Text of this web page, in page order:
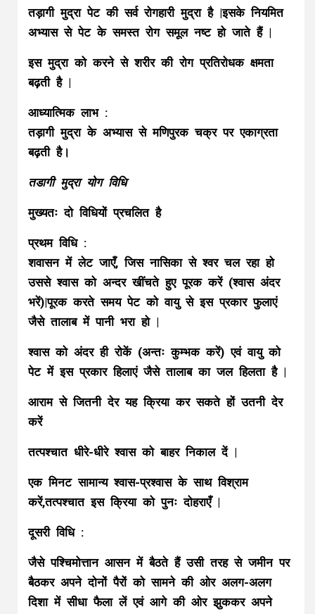
तड़ागी मुद्रा पेट की सर्व रोगहारी मुद्रा है |इसके नियमित
अभ्यास से पेट के समस्त रोग समूल नष्ट हो जाते हैं |
इस मुद्रा को करने से शरीर की रोग प्रतिरोधक क्षमता
बढ़ती है |
आध्यात्मिक लाभ :
तड़ागी मुद्रा के अभ्यास से मणिपुरक चक्र पर एकाग्रता
बढ़ती है।
तडागी मुद्रा योग विधि
मुख्यतः दो विधियों प्रचलित है
प्रथम विधि :
शवासन में लेट जाएँ, जिस नासिका से श्वर चल रहा हो
उससे श्वास को अन्दर खींचते हुए पूरक करें (श्वास अंदर
भरें)|पूरक करते समय पेट को वायु से इस प्रकार फुलाएं
जैसे तालाब में पानी भरा हो |
श्वास को अंदर ही रोकें (अन्तः कुम्भक करें) एवं वायु को
पेट में इस प्रकार हिलाएं जैसे तालाब का जल हिलता है |
आराम से जितनी देर यह क्रिया कर सकते हों उतनी देर
करें
तत्पश्चात धीरे-धीरे श्वास को बाहर निकाल दें |
एक मिनट सामान्य श्वास-प्रश्वास के साथ विश्राम
करें,तत्पश्चात इस क्रिया को पुनः दोहराएँ |
दूसरी विधि :
जैसे पश्चिमोत्तान आसन में बैठते हैं उसी तरह से जमीन पर
बैठकर अपने दोनों पैरों को सामने की ओर अलग-अलग
दिशा में सीधा फैला लें एवं आगे की ओर झुककर अपने